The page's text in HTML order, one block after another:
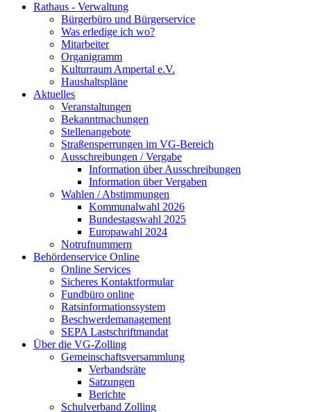
Rathaus - Verwaltung
Bürgerbüro und Bürgerservice
Was erledige ich wo?
Mitarbeiter
Organigramm
Kulturraum Ampertal e.V.
Haushaltspläne
Aktuelles
Veranstaltungen
Bekanntmachungen
Stellenangebote
Straßensperrungen im VG-Bereich
Ausschreibungen / Vergabe
Information über Ausschreibungen
Information über Vergaben
Wahlen / Abstimmungen
Kommunalwahl 2026
Bundestagswahl 2025
Europawahl 2024
Notrufnummern
Behördenservice Online
Online Services
Sicheres Kontaktformular
Fundbüro online
Ratsinformationssystem
Beschwerdemanagement
SEPA Lastschriftmandat
Über die VG-Zolling
Gemeinschaftsversammlung
Verbandsräte
Satzungen
Berichte
Schulverband Zolling